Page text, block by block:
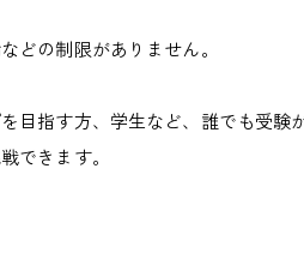
どの制限がありません。
目指す方、学生など、誰でも受験
できます。